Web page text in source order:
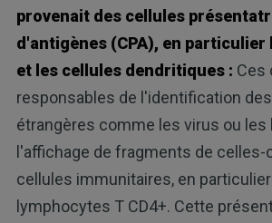
provenait des cellules
d'antigènes (CPA), en particulier
et les cellules dendritiques : Ces
responsables de l'identification
étrangères comme les virus ou les
l'affichage de fragments de celles-
cellules immunitaires, en
lymphocytes T CD4+. Cette